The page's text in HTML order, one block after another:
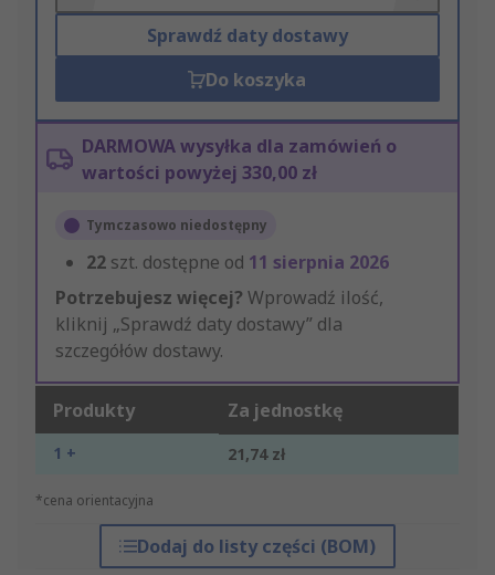
Sprawdź daty dostawy
Do koszyka
DARMOWA wysyłka dla zamówień o
wartości powyżej 330,00 zł
Tymczasowo niedostępny
22 szt. dostępne od 11 sierpnia 2026
Potrzebujesz więcej? Wprowadź ilość,
kliknij „Sprawdź daty dostawy” dla
szczegółów dostawy.
Produkty Za jednostkę
1 + 21,74 zł
*cena orientacyjna
Dodaj do listy części (BOM)